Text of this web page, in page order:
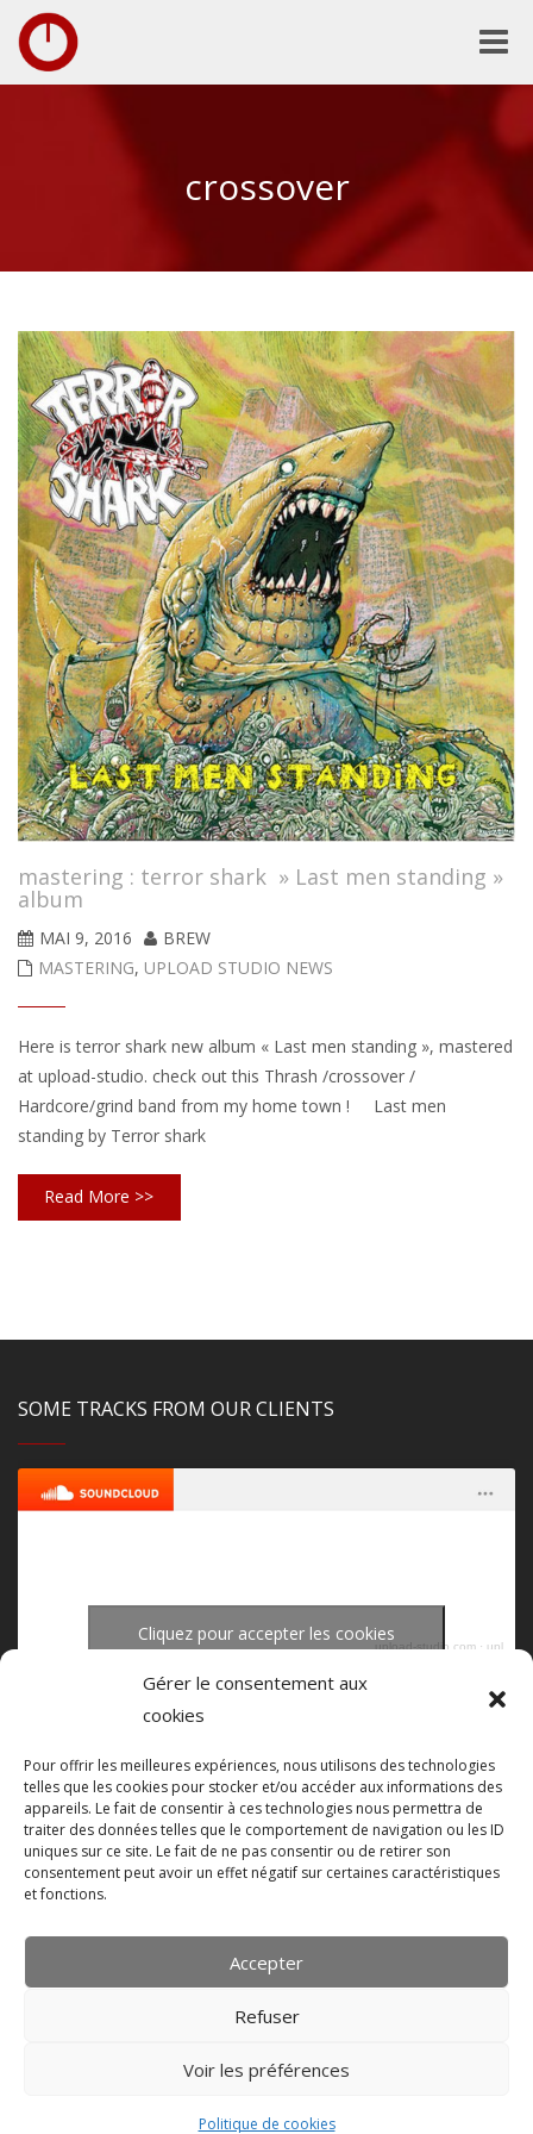
Gérer le consentement aux
cookies
Pour offrir les meilleures expériences, nous utilisons des technologies
telles que les cookies pour stocker et/ou accéder aux informations des
appareils. Le fait de consentir à ces technologies nous permettra de
traiter des données telles que le comportement de navigation ou les ID
uniques sur ce site. Le fait de ne pas consentir ou de retirer son
consentement peut avoir un effet négatif sur certaines caractéristiques
et fonctions.
Accepter
Refuser
Voir les préférences
Politique de cookies
Toggle
crossover
mastering : terror shark » Last men standing »
album
MAI 9, 2016
BREW
MASTERING, UPLOAD STUDIO NEWS
Here is terror shark new album « Last men standing », mastered
at upload-studio. check out this Thrash /crossover /
Hardcore/grind band from my home town ! Last men
standing by Terror shark
Read More >>
SOME TRACKS FROM OUR CLIENTS
upload-studio.com · upload studio mastering
Cliquez pour accepter les cookies
upload studio mastering montpellier